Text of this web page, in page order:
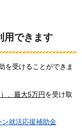
用できます
を受けることができま
、最大5万円を受け取
就活応援補助金